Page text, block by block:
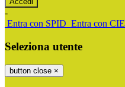
-
Entra con SPID Entra con CIE
Seleziona utente
button close ×